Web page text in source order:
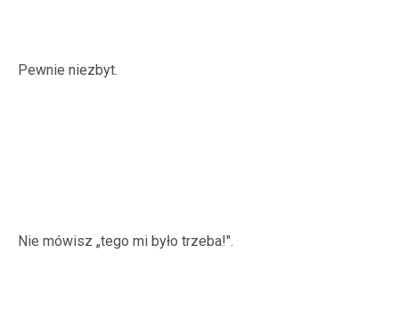
Pewnie niezbyt.
Nie mówisz „tego mi było trzeba!".